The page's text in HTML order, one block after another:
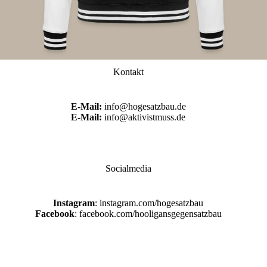
Kontakt
E-Mail: info@hogesatzbau.de
E-Mail: info@aktivistmuss.de
Socialmedia
Instagram: instagram.com/hogesatzbau
Facebook: facebook.com/hooligansgegensatzbau